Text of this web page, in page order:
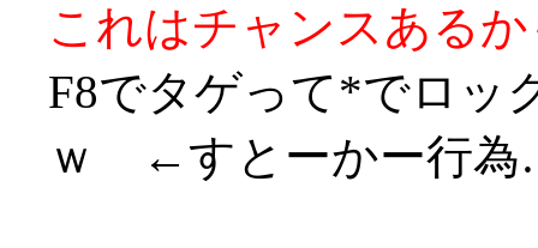
これはチャンスある
F8でタゲって*でロッ
ｗ ←すとーかー行為